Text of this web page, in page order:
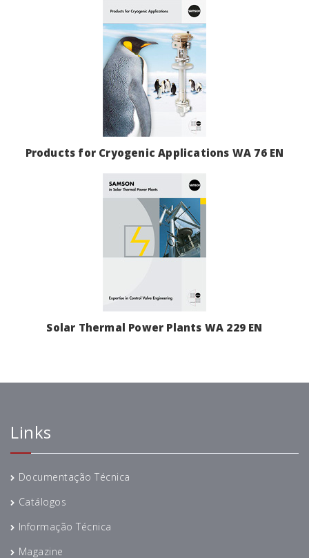
Products for Cryogenic Applications WA 76 EN
Solar Thermal Power Plants WA 229 EN
Links
Documentação Técnica
Catálogos
Informação Técnica
Magazine